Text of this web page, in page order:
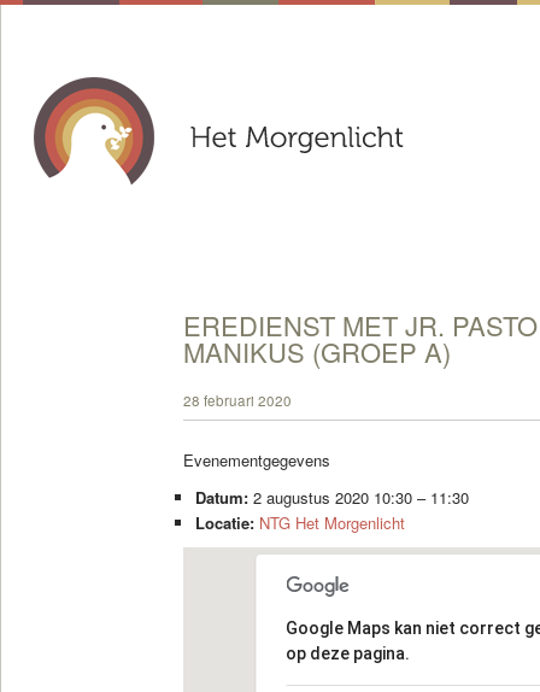
EREDIENST MET JR.
MANIKUS (GROEP A)
28 februari 2020
Evenementgegevens
Datum: 2 augustus 2020 10:30– 11:30
Locatie: NTG Het Morgenlicht
Google Maps kan niet correct
op deze pagina.